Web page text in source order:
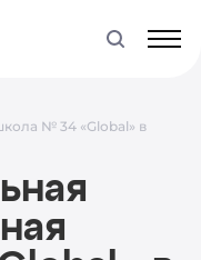
№ 34 «Global» в